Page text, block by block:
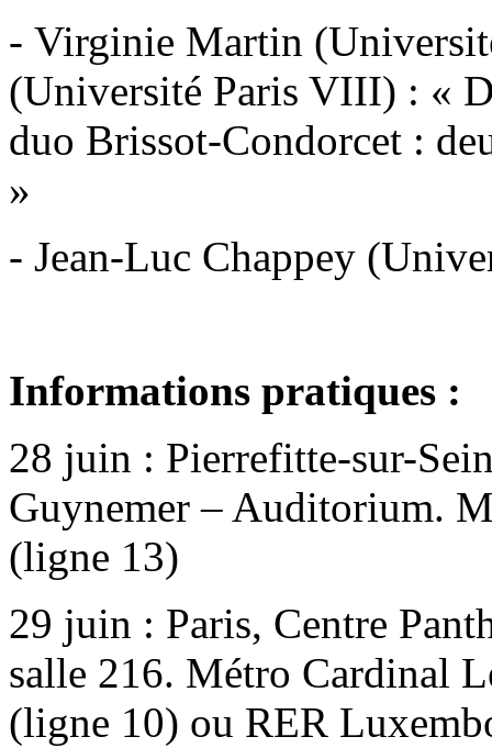
- Virginie Martin
(Université Paris VIII) : «
duo Brissot-Condorcet :
»
- Jean-Luc Chappey
Informations pratiques :
28 juin : Pierrefitte-sur-
Guynemer – Auditorium.
(ligne 13)
29 juin : Paris, Centre
salle 216. Métro Cardinal
(ligne 10) ou RER